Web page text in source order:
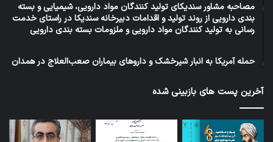
مصاحبه مشاور سندیکای تولید کنندگان مواد دارویی، شیمیایی و بسته
بندی دارویی از روند تولید و اقدامات دبیرخانه سندیکا در راستای خدمت
رسانی به تولید کنندگان مواد دارویی و ملزومات بسته بندی دارویی
حمله آمریکا به انبار شیرخشک و داروهای بیماران صعب‌العلاج در همدان
آخرین پست های بازبینی شده